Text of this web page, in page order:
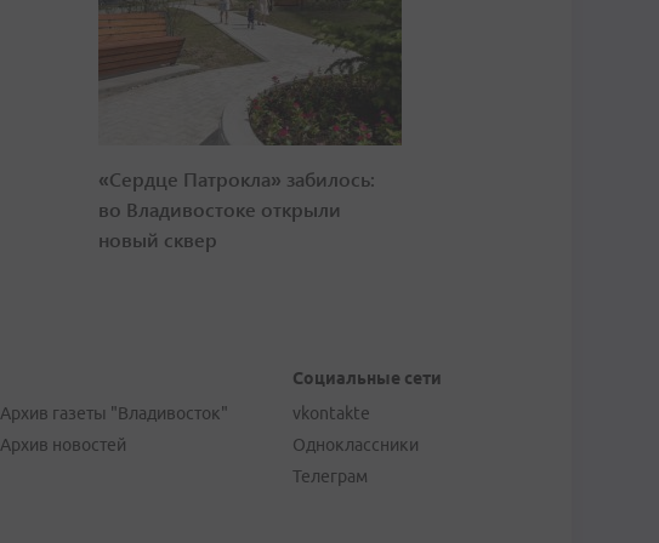
«Сердце Патрокла» забилось:
во Владивостоке открыли
новый сквер
Архив газеты "Владивосток"
Архив новостей
Социальные сети
vkontakte
Одноклассники
Телеграм